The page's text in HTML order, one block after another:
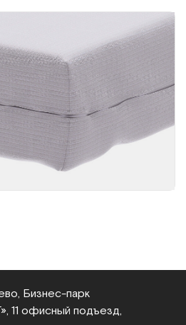
Бизнес‑парк
11 офисный подъезд,